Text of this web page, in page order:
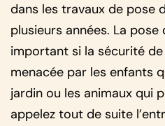
dans les travaux de pose
plusieurs années. La pose
important si la sécurité
menacée par les enfants
jardin ou les animaux qui
appelez tout de suite